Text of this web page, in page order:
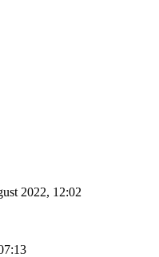
2022, 12:02